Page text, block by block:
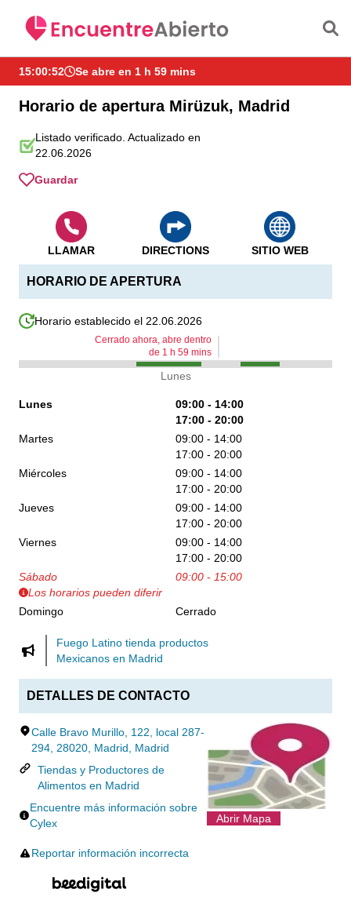
15:00:52 Se abre en 1 h 59 mins
Horario de apertura Mirüzuk, Madrid
Listado verificado. Actualizado en
22.06.2026
Guardar
HORARIO DE APERTURA
Horario establecido el 22.06.2026
Cerrado ahora, abre dentro
de 1 h 59 mins
Lunes
Lunes
09:00 - 14:00
17:00 - 20:00
Martes
09:00 - 14:00
17:00 - 20:00
Miércoles
09:00 - 14:00
17:00 - 20:00
Jueves
09:00 - 14:00
17:00 - 20:00
Viernes
09:00 - 14:00
17:00 - 20:00
Sábado
09:00 - 15:00
Los horarios pueden diferir
Domingo
Cerrado
Fuego Latino tienda productos
Mexicanos en Madrid
DETALLES DE CONTACTO
Calle Bravo Murillo, 122, local 287-
294, 28020, Madrid, Madrid
Tiendas y Productores de
Alimentos en Madrid
Encuentre más información sobre
Cylex
Reportar información incorrecta
Abrir Mapa
LLAMAR DIRECTIONS SITIO WEB